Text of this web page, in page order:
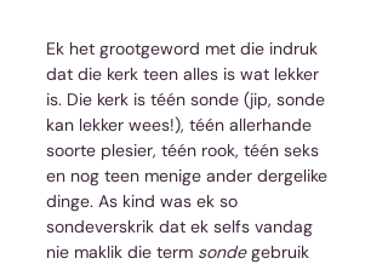
Ek het grootgeword met die indruk
dat die kerk teen alles is wat lekker
is. Die kerk is téén sonde (jip, sonde
kan lekker wees!), téén allerhande
soorte plesier, téén rook, téén seks
en nog teen menige ander dergelike
dinge. As kind was ek so
sondeverskrik dat ek selfs vandag
nie maklik die term sonde gebruik